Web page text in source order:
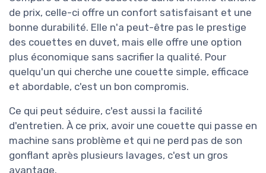
de prix, celle-ci offre un confort satisfaisant et une
bonne durabilité. Elle n'a peut-être pas le prestige
des couettes en duvet, mais elle offre une option
plus économique sans sacrifier la qualité. Pour
quelqu'un qui cherche une couette simple, efficace
et abordable, c'est un bon compromis.
Ce qui peut séduire, c'est aussi la facilité
d'entretien. À ce prix, avoir une couette qui passe en
machine sans problème et qui ne perd pas de son
gonflant après plusieurs lavages, c'est un gros
avantage.